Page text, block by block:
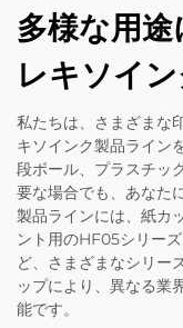
多様な用
レキソイ
私たちは、さまざまな
キソインク製品ライン
段ボール、プラスチッ
要な場合でも、あなた
製品ラインには、紙カ
ント用のHF05シリー
ど、さまざまなシリー
ップにより、異なる業
能です。